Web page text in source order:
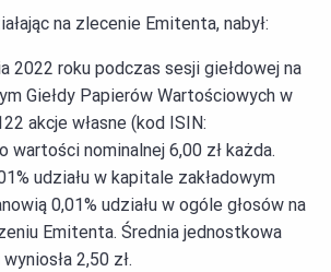
na zlecenie Emitenta, nabył:
2022 roku podczas sesji giełdowej na
Giełdy Papierów Wartościowych w
akcje własne (kod ISIN:
wartości nominalnej 6,00 zł każda.
udziału w kapitale zakładowym
0,01% udziału w ogóle głosów na
Emitenta. Średnia jednostkowa
2,50 zł.